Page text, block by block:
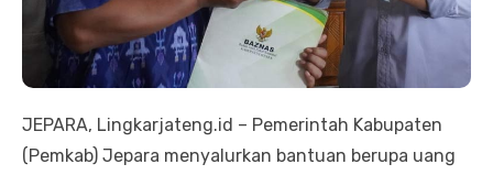
JEPARA, Lingkarjateng.id – Pemerintah Kabupaten
(Pemkab) Jepara menyalurkan bantuan berupa uang